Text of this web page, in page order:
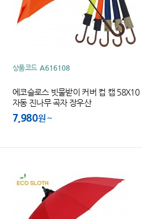
상품코드 A616108
에코슬로스 빗물받이 커버 컵 캡 58X10
자동 진나무 곡자 장우산
7,980원